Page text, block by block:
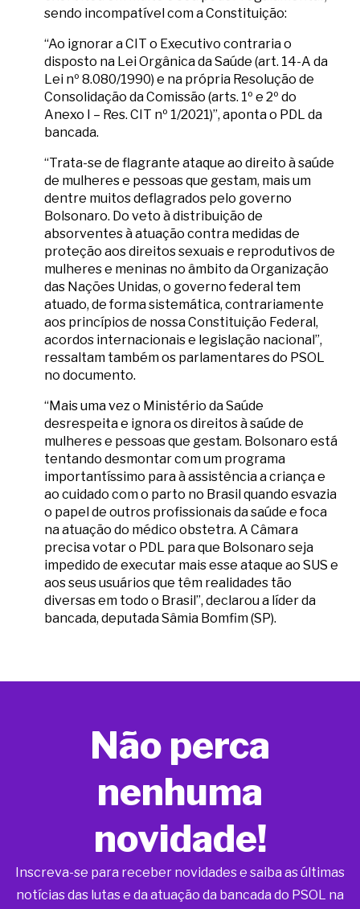
sendo incompatível com a Constituição:
“Ao ignorar a CIT o Executivo contraria o
disposto na Lei Orgânica da Saúde (art. 14-A da
Lei nº 8.080/1990) e na própria Resolução de
Consolidação da Comissão (arts. 1º e 2º do
Anexo I – Res. CIT nº 1/2021)”, aponta o PDL da
bancada.
“Trata-se de flagrante ataque ao direito à saúde
de mulheres e pessoas que gestam, mais um
dentre muitos deflagrados pelo governo
Bolsonaro. Do veto à distribuição de
absorventes à atuação contra medidas de
proteção aos direitos sexuais e reprodutivos de
mulheres e meninas no âmbito da Organização
das Nações Unidas, o governo federal tem
atuado, de forma sistemática, contrariamente
aos princípios de nossa Constituição Federal,
acordos internacionais e legislação nacional”,
ressaltam também os parlamentares do PSOL
no documento.
“Mais uma vez o Ministério da Saúde
desrespeita e ignora os direitos à saúde de
mulheres e pessoas que gestam. Bolsonaro está
tentando desmontar com um programa
importantíssimo para à assistência a criança e
ao cuidado com o parto no Brasil quando esvazia
o papel de outros profissionais da saúde e foca
na atuação do médico obstetra. A Câmara
precisa votar o PDL para que Bolsonaro seja
impedido de executar mais esse ataque ao SUS e
aos seus usuários que têm realidades tão
diversas em todo o Brasil”, declarou a líder da
bancada, deputada Sâmia Bomfim (SP).
Não perca
nenhuma
novidade!
Inscreva-se para receber novidades e saiba as últimas
notícias das lutas e da atuação da bancada do PSOL na